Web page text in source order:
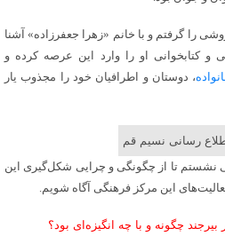
را گرفتم و با خانم «زهرا جعفرزاده» آشنا
و کتابخوانی او را وارد این عرصه کرده و
، دوستان و اطرافیان خود را مجذوب یار
نشستم تا از چگونگی و چرایی شکل‌گیری این
این مرکز فرهنگی آگاه شویم.
چگونه و با چه انگیزه‌ای بود؟